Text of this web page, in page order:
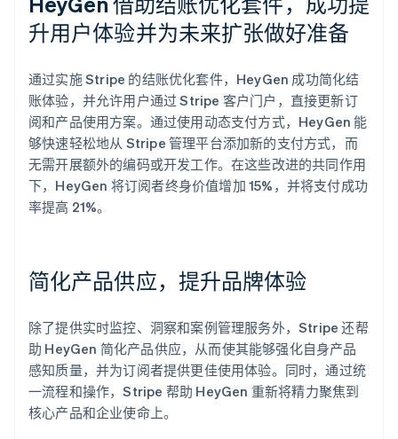
升用户体验并为未来扩张做好准备
通过实施 Stripe 的结账优化套件，HeyGen 成功简化结
账体验，并允许用户通过 Stripe 客户门户，直接更新订
阅和产品使用方案。通过使用动态支付方式，HeyGen 能
够快速轻松地从 Stripe 管理平台添加新的支付方式，而
无需开展额外的编码或开发工作。在这些改进的共同作用
下，HeyGen 将订阅者终身价值增加 15%，并将支付成功
率提高 21%。
简化产品供应，提升品牌体验
除了提供实时监控、洞察和案例管理服务外，Stripe 还帮
助 HeyGen 简化产品供应，从而使其能够强化自身产品
感知质量，并为订阅者提供更佳使用体验。同时，通过统
一流程和操作，Stripe 帮助 HeyGen 重新将精力聚焦到
核心产品和企业使命上。